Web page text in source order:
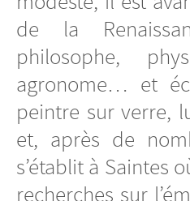
de la
philosophe,
agronome… et
peintre sur verre,
et, après de
s’établit à Saintes
recherches sur